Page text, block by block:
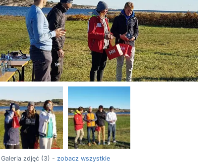
Galeria zdjęć (3) - zobacz wszystkie